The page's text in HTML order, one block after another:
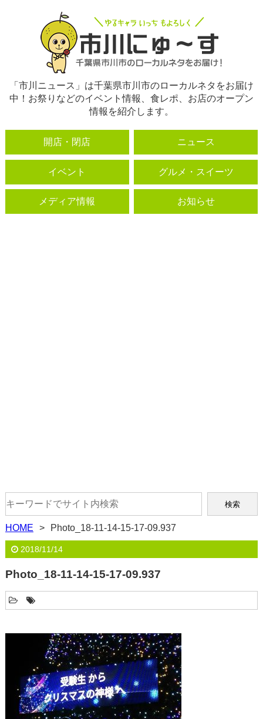
「市川ニュース」は千葉県市川市のローカルネタをお届け
中！お祭りなどのイベント情報、食レポ、お店のオープン
情報を紹介します。
開店・閉店 ニュース
イベント グルメ・スイーツ
メディア情報 お知らせ
HOME Photo_18-11-14-15-17-09.937
2018/11/14
Photo_18-11-14-15-17-09.937